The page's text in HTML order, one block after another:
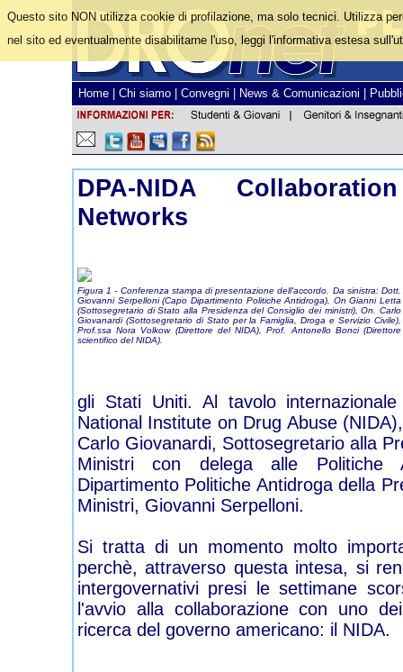
Home Chi siamo Convegni News & Comunicazioni
DPA-NIDA
Networks
Figura 1 - Conferenza stampa di presentazione dell'accordo. Da sinistra: Dott.
Giovanni Serpelloni (Capo Dipartimento Politiche Antidroga), On Gianni Letta
(Sottosegretario di Stato alla Presidenza del Consiglio dei ministri), On. Carlo
Giovanardi (Sottosegretario di Stato per la Famiglia, Droga e Servizio Civile),
Prof.ssa Nora Volkow (Direttore del NIDA), Prof. Antonello Bonci (Direttore
scientifico del NIDA).
gli Stati Uniti. Al tavolo
National Institute on Drug Abuse
Carlo Giovanardi, Sottosegretario alla
Ministri con delega alle Politiche
Dipartimento Politiche Antidroga della
Ministri, Giovanni Serpelloni.
Si tratta di un momento molto
perchè, attraverso questa intesa, si
intergovernativi presi le settimane
l'avvio alla collaborazione con uno
ricerca del governo americano: il NIDA.
Questo sito NON utilizza cookie di profilazione, ma solo tecnici. Utilizza
nel sito ed eventualmente disabilitarne l'uso, leggi l'informativa estesa